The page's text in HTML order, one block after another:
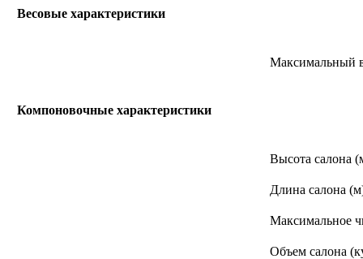
Весовые характеристики
Максимальный
Компоновочные характеристики
Высота салона
Длина салона
Максимальное
Объем салона